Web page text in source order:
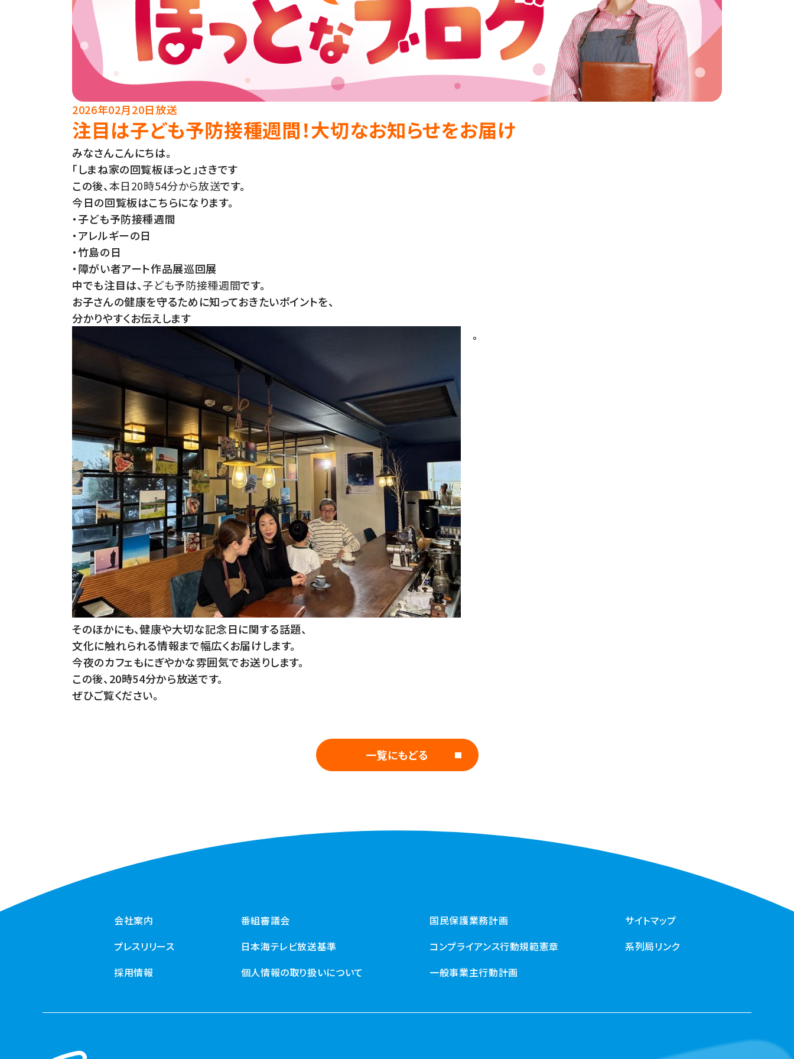
2026年02月20日放送
注目は子ども予防接種週間！大切なお知らせをお届け
みなさんこんにちは。
「しまね家の回覧板ほっと」さきです
この後、本日20時54分から放送です。
今日の回覧板はこちらになります。
・子ども予防接種週間
・アレルギーの日
・竹島の日
・障がい者アート作品展巡回展
中でも注目は、子ども予防接種週間です。
お子さんの健康を守るために知っておきたいポイントを、
分かりやすくお伝えします
。
そのほかにも、健康や大切な記念日に関する話題、
文化に触れられる情報まで幅広くお届けします。
今夜のカフェもにぎやかな雰囲気でお送りします。
この後、20時54分から放送です。
ぜひご覧ください。
一覧にもどる
会社案内
プレスリリース
採用情報
番組審議会
日本海テレビ放送基準
個人情報の取り扱いについて
国民保護業務計画
コンプライアンス行動規範憲章
一般事業主行動計画
サイトマップ
系列局リンク